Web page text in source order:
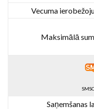
Vecuma
Maksimālā
Saņemšanas